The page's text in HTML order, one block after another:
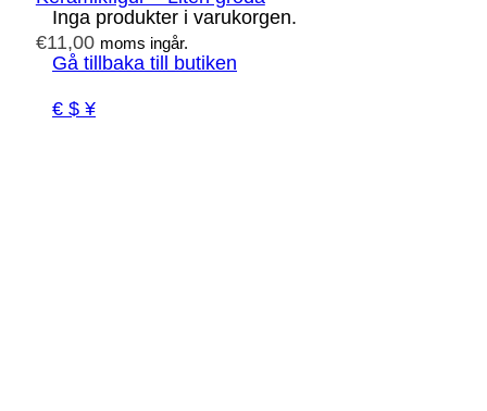
Inga produkter i varukorgen.
Gå tillbaka till butiken
€ $ ¥
€11,00 moms ingår.